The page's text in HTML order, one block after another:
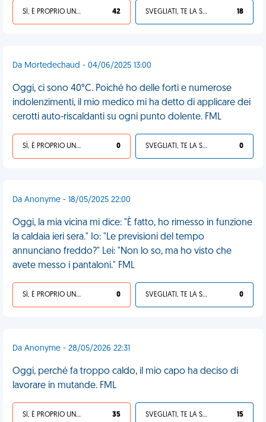
SÌ, È PROPRIO UNA VDM! 42 SVEGLIATI, TE LA SEI CERCATA! 18
Da Mortedechaud - 04/06/2025 13:00
Oggi, ci sono 40°C. Poiché ho delle forti e numerose
indolenzimenti, il mio medico mi ha detto di applicare dei
cerotti auto-riscaldanti su ogni punto dolente. FML
SÌ, È PROPRIO UNA VDM! 0 SVEGLIATI, TE LA SEI CERCATA! 0
Da Anonyme - 18/05/2025 22:00
Oggi, la mia vicina mi dice: "È fatto, ho rimesso in funzione
la caldaia ieri sera." Io: "Le previsioni del tempo
annunciano freddo?" Lei: "Non lo so, ma ho visto che
avete messo i pantaloni." FML
SÌ, È PROPRIO UNA VDM! 0 SVEGLIATI, TE LA SEI CERCATA! 0
Da Anonyme - 28/05/2026 22:31
Oggi, perché fa troppo caldo, il mio capo ha deciso di
lavorare in mutande. FML
SÌ, È PROPRIO UNA VDM! 35 SVEGLIATI, TE LA SEI CERCATA! 15